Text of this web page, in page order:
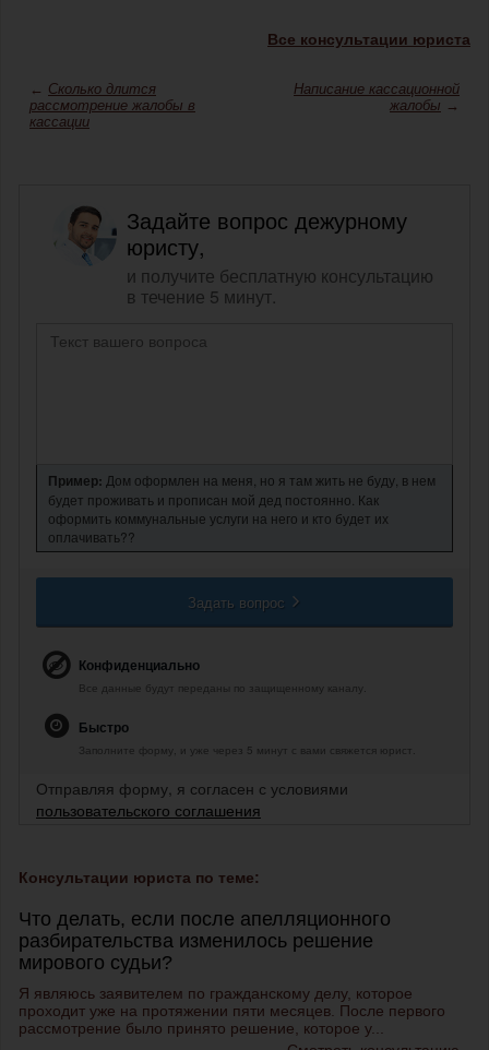
Все консультации юриста
← Сколько длится
рассмотрение жалобы в
кассации
Написание кассационной
жалобы →
Задайте вопрос дежурному
юристу,
и получите бесплатную консультацию
в течение 5 минут.
Пример: Дом оформлен на меня, но я там жить не буду, в нем
будет проживать и прописан мой дед постоянно. Как
оформить коммунальные услуги на него и кто будет их
оплачивать??
Задать вопрос
Конфиденциально
Все данные будут переданы по защищенному каналу.
Быстро
Заполните форму, и уже через 5 минут с вами свяжется юрист.
Отправляя форму, я согласен с условиями
пользовательского соглашения
Консультации юриста по теме:
Что делать, если после апелляционного
разбирательства изменилось решение
мирового судьи?
Я являюсь заявителем по гражданскому делу, которое
проходит уже на протяжении пяти месяцев. После первого
рассмотрение было принято решение, которое у...